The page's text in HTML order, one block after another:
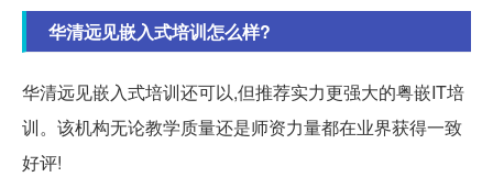
华清远见嵌入式培训怎么样?
华清远见嵌入式培训还可以,但推荐实力更强大的粤嵌IT培
训。该机构无论教学质量还是师资力量都在业界获得一致
好评!